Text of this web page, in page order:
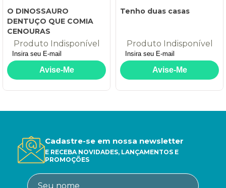
O DINOSSAURO
DENTUÇO QUE COMIA
CENOURAS
Produto Indisponível
Tenho duas casas
Produto Indisponível
Cadastre-se em nossa newsletter
E RECEBA NOVIDADES, LANÇAMENTOS E
PROMOÇÕES